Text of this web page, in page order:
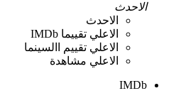
الاحدث
الاحدث
الاعلي تقييما IMDb
الاعلي تقييم االسينما
الاعلي مشاهدة
IMDb